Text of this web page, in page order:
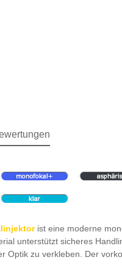
ist eine moderne
unterstützt sicheres
Optik zu verkleben. Der